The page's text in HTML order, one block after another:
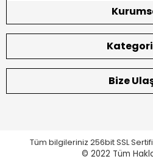
Bize
Tüm bilgileriniz 256bit SSL
© 2022 Tüm